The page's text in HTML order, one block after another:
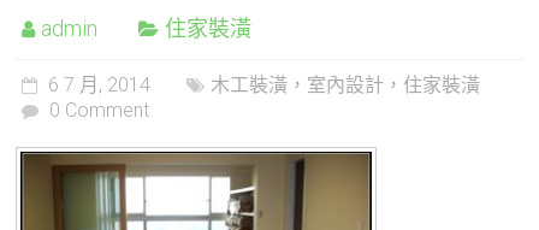
admin 住家裝潢
6 7 月, 2014
木工裝潢，室內設計，住家裝潢
0 Comment